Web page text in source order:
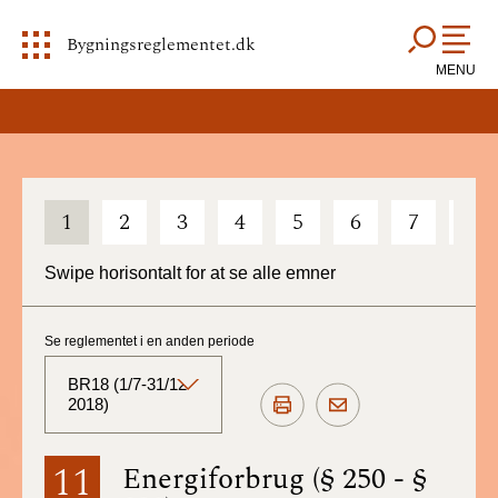
Bygningsreglementet.dk
MENU
1 2 3 4 5 6 7
Swipe horisontalt for at se alle emner
11 Energiforbrug (§ 250 - §
Se reglementet i en anden periode
BR18 (1/7-31/12
2018)
BR18 (Aktuelt)